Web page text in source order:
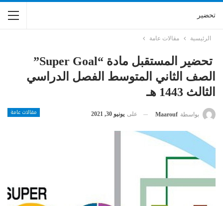
تحضير
الرئيسية مقالات عامة
تحضير المستقبل مادة “super Goal”
الصف الثاني المتوسط الفصل الدراسي
الثالث 1443 هـ
مقالات عامة بواسطة Maarouf على يونيو 30, 2021